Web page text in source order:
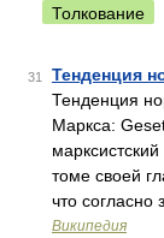
Толкование
31 Тенденция
Тенденция
Маркса:
томе своей
что согласно
Википедия